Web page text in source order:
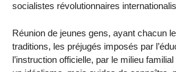
socialistes révolutionnaires
Réunion de jeunes gens, ayant chacun
traditions, les préjugés imposés par
l’instruction officielle, par le milieu